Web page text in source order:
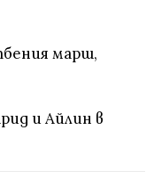
марш,
и Айлин в